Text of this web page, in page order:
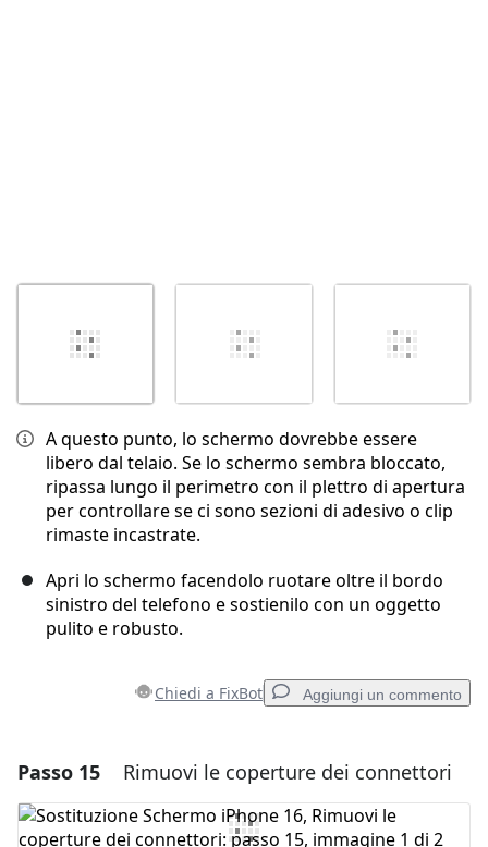
A questo punto, lo schermo dovrebbe essere
libero dal telaio. Se lo schermo sembra bloccato,
ripassa lungo il perimetro con il plettro di apertura
per controllare se ci sono sezioni di adesivo o clip
rimaste incastrate.
Apri lo schermo facendolo ruotare oltre il bordo
sinistro del telefono e sostienilo con un oggetto
pulito e robusto.
Chiedi a FixBot Aggiungi un commento
Aggiungi un commento
Aggiungi Commento
Passo 15 Rimuovi le coperture dei connettori